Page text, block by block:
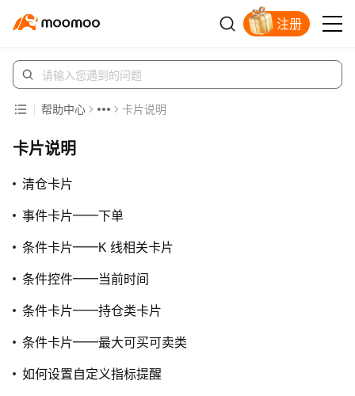
注册
帮助中心 卡片说明
卡片说明
清仓卡片
事件卡片——下单
条件卡片——K 线相关卡片
条件控件——当前时间
条件卡片——持仓类卡片
条件卡片——最大可买可卖类
如何设置自定义指标提醒